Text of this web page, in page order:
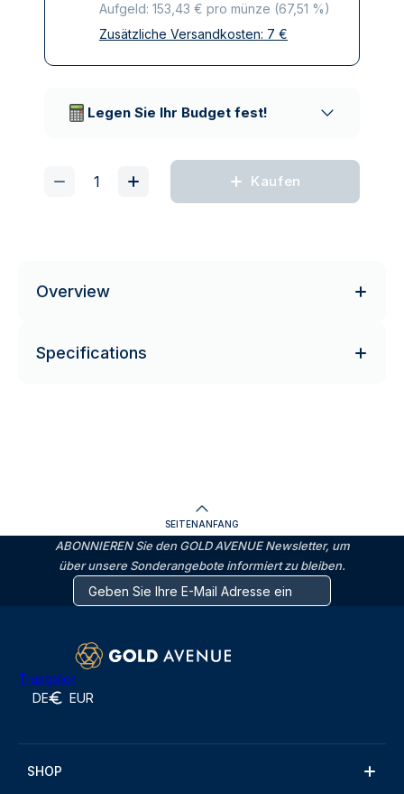
Aufgeld: 153,43 € pro münze (67,51 %)
Alle Steuern inbegriffen
Zusätzliche Versandkosten: 7 €
Legen Sie Ihr Budget fest!
Kaufen
Overview
Specifications
SEITENANFANG
ABONNIEREN Sie den GOLD AVENUE Newsletter, um
über unsere Sonderangebote informiert zu bleiben.
Trustpilot
DE EUR
SHOP